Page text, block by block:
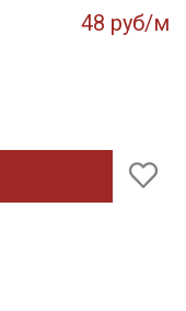
48 руб/м